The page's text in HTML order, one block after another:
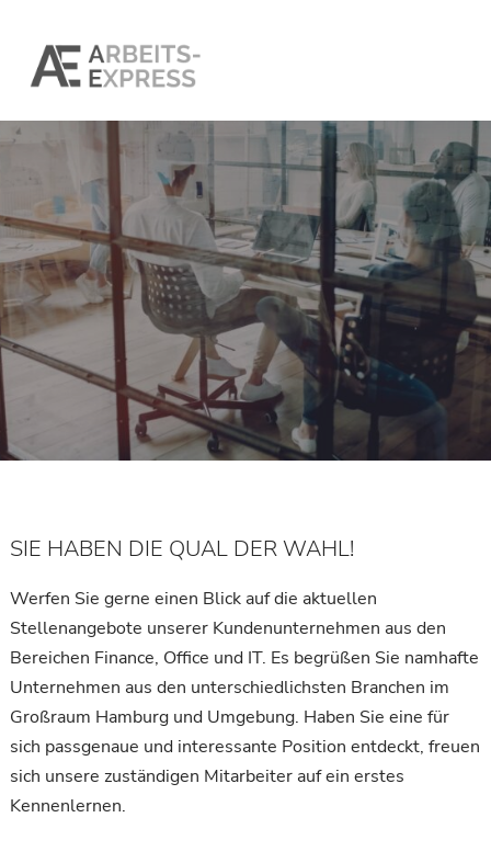
SIE HABEN DIE QUAL DER WAHL!
Werfen Sie gerne einen Blick auf die aktuellen
Stellenangebote unserer Kundenunternehmen aus den
Bereichen Finance, Office und IT. Es begrüßen Sie namhafte
Unternehmen aus den unterschiedlichsten Branchen im
Großraum Hamburg und Umgebung. Haben Sie eine für
sich passgenaue und interessante Position entdeckt, freuen
sich unsere zuständigen Mitarbeiter auf ein erstes
Kennenlernen.